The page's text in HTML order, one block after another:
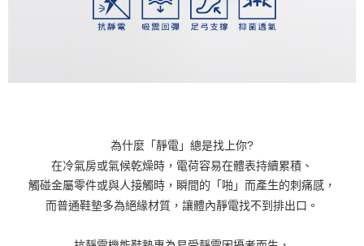
為什麼「靜電」總是找上你?
在冷氣房或氣候乾燥時，電荷容易在體表持續累積、
觸碰金屬零件或與人接觸時，瞬間的「啪」而產生的刺痛感，
而普通鞋墊多為絕緣材質，讓體內靜電找不到排出口。